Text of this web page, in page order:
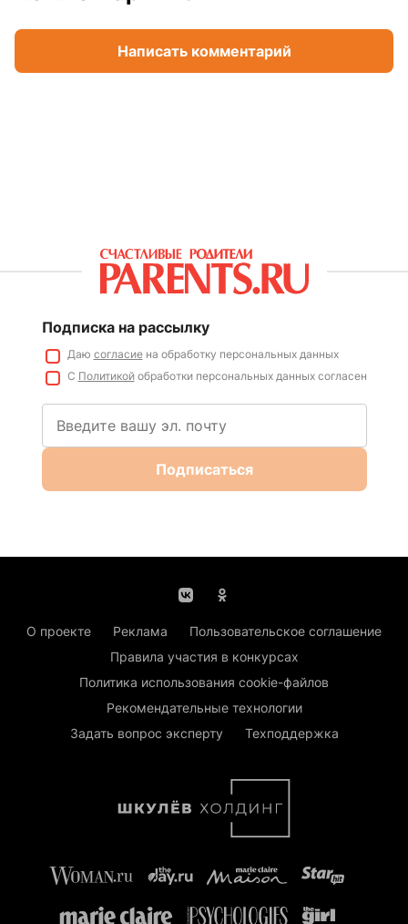
Написать комментарий
Подписка на рассылку
Даю согласиена обработку персональных данных
С Политикойобработки персональных данных согласен
Подписаться
О проекте Реклама
Пользовательское соглашение
Правила участия в конкурсах
Политика использования cookie-файлов
Рекомендательные технологии
Задать вопрос эксперту
Техподдержка